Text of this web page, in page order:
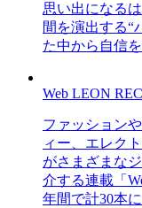
思い出になる
間を演出する“
た中から自信
Web LEON
ファッション
ィー、エレク
がさまざまな
介する連載「
年間で計30本